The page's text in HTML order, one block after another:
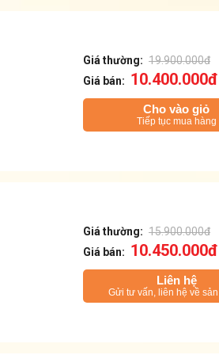
Giá thường: 19.900.000đ
Giá bán: 10.400.000đ
Cho vào giỏ
Tiếp tục mua hàng
Giá thường: 15.900.000đ
Giá bán: 10.450.000đ
Liên hệ
Gửi tư vấn, liên hệ về